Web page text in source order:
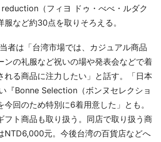
（フィヨ ドゥ・べべ・ルダク
服など約30点を取りそろえる。
者は「台湾市場では、カジュアル商品
ンの礼服など祝いの場や発表会などで着
れる商品に注力したい」と話す。「日本
『Bonne Selection（ボンヌセレクショ
今回のため特別に6着用意した」とも。
フト商品も取り扱う。同店で取り扱う商
NTD6,000元。今後台湾の百貨店などへ